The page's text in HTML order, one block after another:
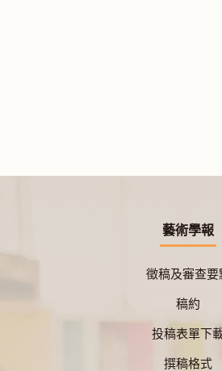
藝術學報
徵稿及審查要
稿約
投稿表單下
撰稿格式